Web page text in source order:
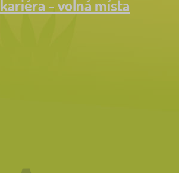
kariéra - volná místa